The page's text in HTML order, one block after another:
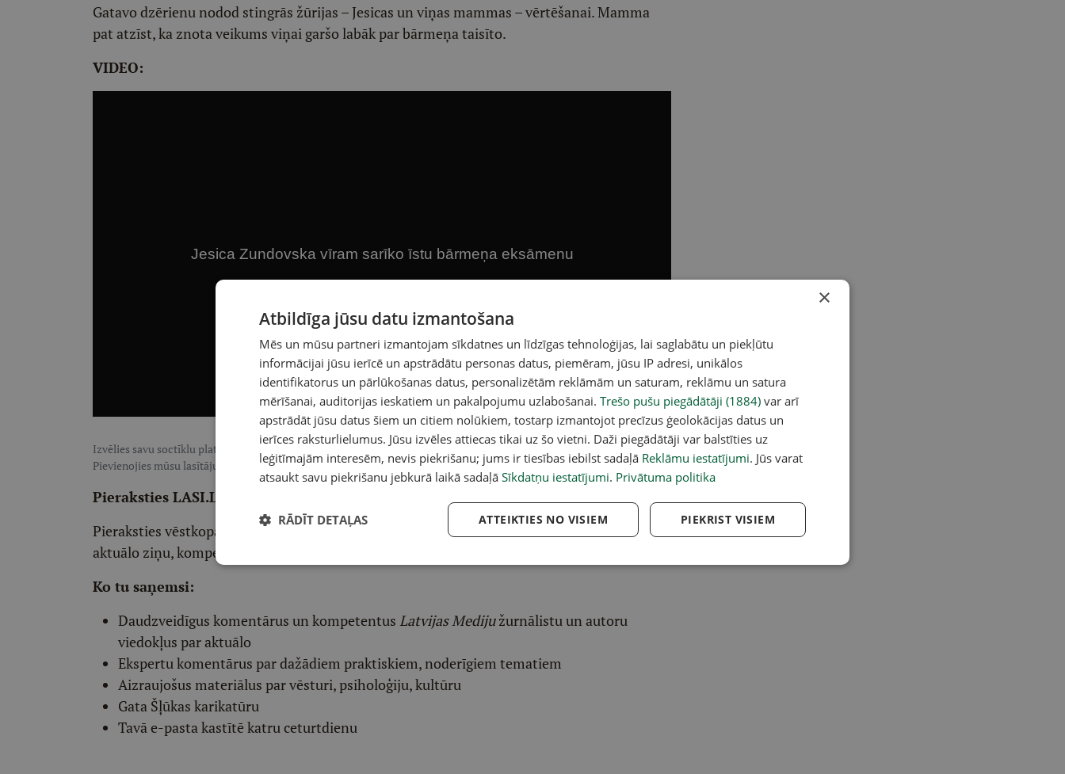
Gatavo dzērienu nodod stingrās žūrijas – Jesicas un viņas mammas – vērtēšanai. Mamma
pat atzīst, ka znota veikums viņai garšo labāk par bārmeņa taisīto.
VIDEO:
Izvēlies savu soctīklu platformu, lai sekotu LASI.LV:Facebook,X, Bluesky, Draugiem,Threadsvai arīInstagram
Pievienojies mūsu lasītāju pulkam, lai saņemtu īpaši tev atlasītu noderīgu, praktisku un aktuālu saturu.
Pieraksties LASI.LV redaktora vēstkopai
Pieraksties vēstkopai un divas reizes nedēļā saņem padziļinātu LASI.LV galvenā redaktora
aktuālo ziņu, kompetentu viedokļu un interesantāko interviju apkopojumu.
Ko tu saņemsi:
Daudzveidīgus komentārus un kompetentus Latvijas Medijužurnālistu un autoru
viedokļus par aktuālo
Ekspertu komentārus par dažādiem praktiskiem, noderīgiem tematiem
Aizraujošus materiālus par vēsturi, psiholoģiju, kultūru
Gata Šļūkas karikatūru
Tavā e-pasta kastītē katru ceturtdienu
×
Atbildīga jūsu datu izmantošana
Mēs un mūsu partneri izmantojam sīkdatnes un līdzīgas tehnoloģijas, lai saglabātu un piekļūtu
informācijai jūsu ierīcē un apstrādātu personas datus, piemēram, jūsu IP adresi, unikālos
identifikatorus un pārlūkošanas datus, personalizētām reklāmām un saturam, reklāmu un satura
mērīšanai, auditorijas ieskatiem un pakalpojumu uzlabošanai. Trešo pušu piegādātāji (1884) var arī
apstrādāt jūsu datus šiem un citiem nolūkiem, tostarp izmantojot precīzus ģeolokācijas datus un
ierīces raksturlielumus. Jūsu izvēles attiecas tikai uz šo vietni. Daži piegādātāji var balstīties uz
leģitīmajām interesēm, nevis piekrišanu; jums ir tiesības iebilst sadaļā Reklāmu iestatījumi. Jūs varat
atsaukt savu piekrišanu jebkurā laikā sadaļā Sīkdatņu iestatījumi. Privātuma politika
PIEKRIST VISIEM
ATTEIKTIES NO VISIEM
RĀDĪT DETAĻAS